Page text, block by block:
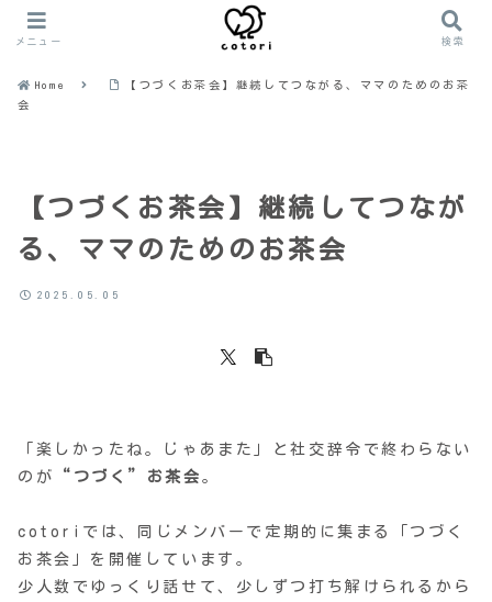
Home
【つづくお茶会】継続してつながる、ママのためのお茶
会
【つづくお茶会】継続してつなが
る、ママのためのお茶会
2025.05.05
「楽しかったね。じゃあまた」と社交辞令で終わらない
のが
“つづく”お茶会 。
cotoriでは、同じメンバーで定期的に集まる「つづく
お茶会」を開催しています。
少人数でゆっくり話せて、少しずつ打ち解けられるから
メニュー 検索